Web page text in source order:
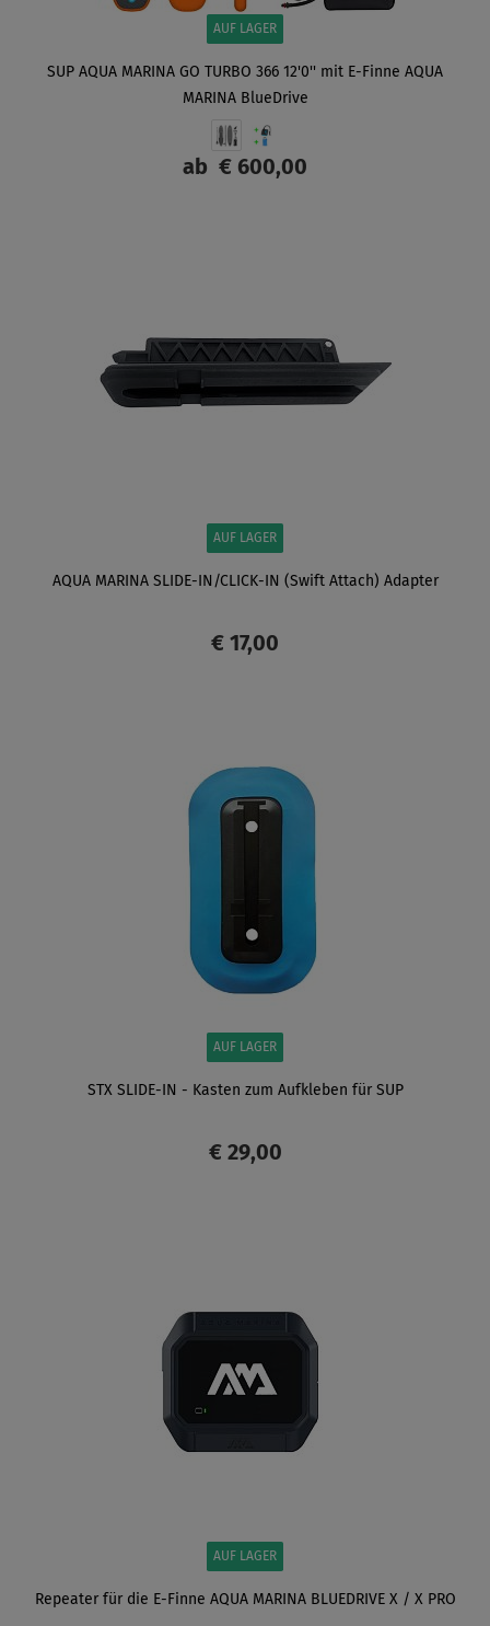
AUF LAGER
SUP AQUA MARINA GO TURBO 366 12'0'' mit E-Finne AQUA
MARINA BlueDrive
ab € 600,00
AUF LAGER
AQUA MARINA SLIDE-IN/CLICK-IN (Swift Attach) Adapter
€ 17,00
AUF LAGER
STX SLIDE-IN - Kasten zum Aufkleben für SUP
€ 29,00
AUF LAGER
Repeater für die E-Finne AQUA MARINA BLUEDRIVE X / X PRO